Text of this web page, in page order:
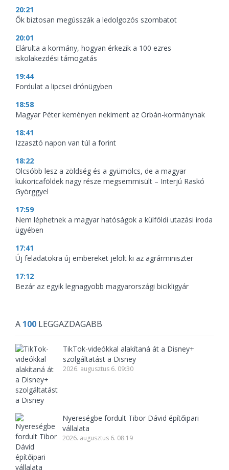
20:21
Ők biztosan megússzák a ledolgozós szombatot
20:01
Elárulta a kormány, hogyan érkezik a 100 ezres
iskolakezdési támogatás
19:44
Fordulat a lipcsei drónügyben
18:58
Magyar Péter keményen nekiment az Orbán-kormánynak
18:41
Izzasztó napon van túl a forint
18:22
Olcsóbb lesz a zöldség és a gyümölcs, de a magyar
kukoricaföldek nagy része megsemmisült – Interjú Raskó
Györggyel
17:59
Nem léphetnek a magyar hatóságok a külföldi utazási iroda
ügyében
17:41
Új feladatokra új embereket jelölt ki az agrárminiszter
17:12
Bezár az egyik legnagyobb magyarországi bicikligyár
A 100 LEGGAZDAGABB
TikTok-videókkal alakítaná át a Disney+
szolgáltatást a Disney
2026. augusztus 6. 09:30
Nyereségbe fordult Tibor Dávid építőipari
vállalata
2026. augusztus 6. 08:19